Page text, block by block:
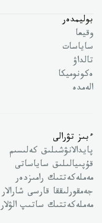
بوليمدەر
وقيعا
ساياسات
تالداۋ
ەكونوميكا
الەمدە
ءبىز تۋرالى
پايدالانۋشىلىق كەلىسىم
قۇپىيالىلىق ساياساتى
مەملەكەتتىك رامىزدەر
جەمقورلىققا قارسى شارالار
مەملەكەتتىك ساتىپ الۋلار